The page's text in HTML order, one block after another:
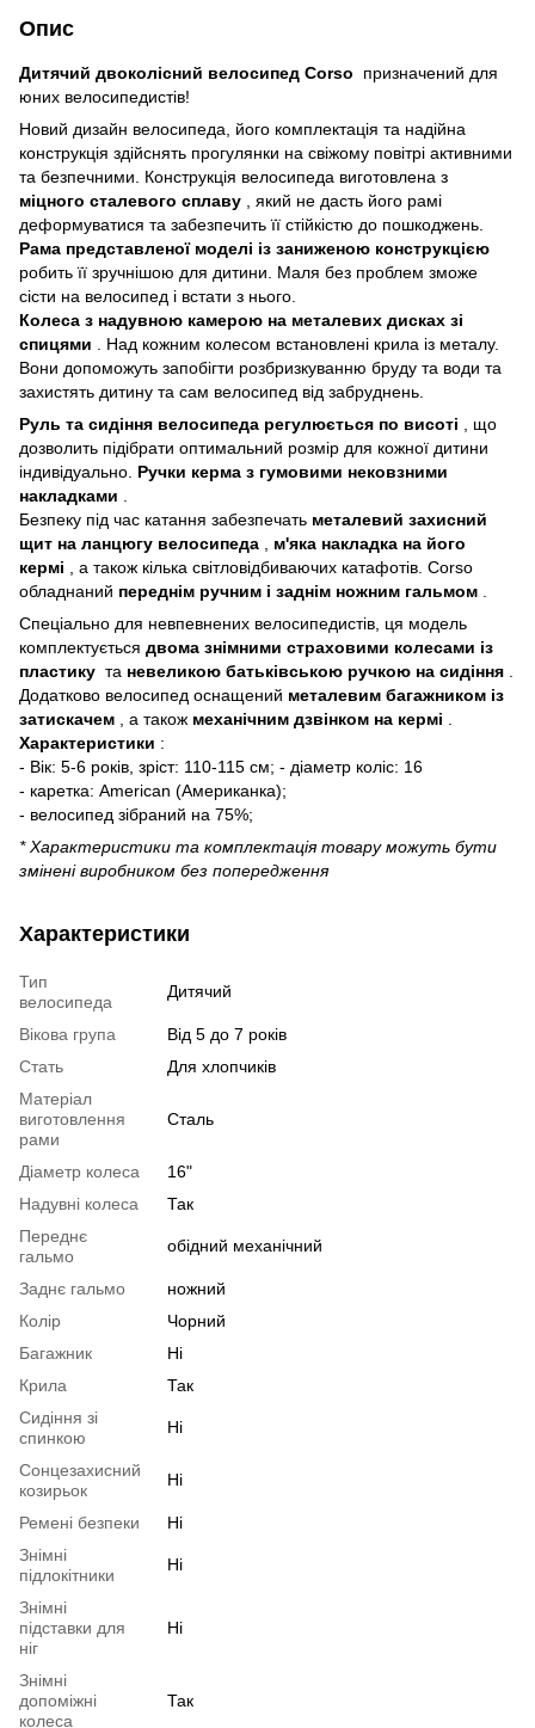
Опис
Дитячий двоколісний велосипед Corso призначений для
юних велосипедистів!
Новий дизайн велосипеда, його комплектація та надійна
конструкція здійснять прогулянки на свіжому повітрі активними
та безпечними. Конструкція велосипеда виготовлена з
міцного сталевого сплаву , який не дасть його рамі
деформуватися та забезпечить її стійкістю до пошкоджень.
Рама представленої моделі із заниженою конструкцією
робить її зручнішою для дитини. Маля без проблем зможе
сісти на велосипед і встати з нього.
Колеса з надувною камерою на металевих дисках зі
спицями . Над кожним колесом встановлені крила із металу.
Вони допоможуть запобігти розбризкуванню бруду та води та
захистять дитину та сам велосипед від забруднень.
Руль та сидіння велосипеда регулюється по висоті , що
дозволить підібрати оптимальний розмір для кожної дитини
індивідуально. Ручки керма з гумовими нековзними
накладками
Безпеку під час катання забезпечать металевий захисний
щит на ланцюгу велосипеда
м'яка накладка на його
кермі , а також кілька світловідбиваючих катафотів. Corso
обладнаний переднім ручним і заднім ножним гальмом
Спеціально для невпевнених велосипедистів, ця модель
комплектується двома знімними страховими колесами із
пластику та невеликою батьківською ручкою на сидіння
Додатково велосипед оснащений металевим багажником із
затискачем , а також механічним дзвінком на кермі
Характеристики :
- Вік: 5-6 років, зріст: 110-115 см; - діаметр коліс: 16
- каретка: American (Американка);
- велосипед зібраний на 75%;
* Характеристики та комплектація товару можуть бути
змінені виробником без попередження
Характеристики
Тип
велосипеда
Дитячий
Вікова група
Від 5 до 7 років
Стать
Для хлопчиків
Матеріал
виготовлення
рами
Сталь
Діаметр колеса
16"
Надувні колеса
Так
Переднє
гальмо
обідний механічний
Заднє гальмо
ножний
Колір
Чорний
Багажник
Ні
Крила
Так
Сидіння зі
спинкою
Ні
Сонцезахисний
козирьок
Ні
Ремені безпеки
Ні
Знімні
підлокітники
Ні
Знімні
підставки для
ніг
Ні
Знімні
допоміжні
колеса
Так